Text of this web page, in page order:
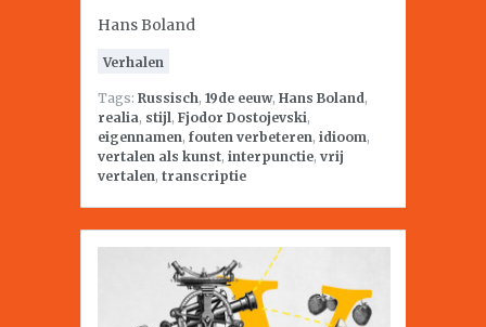
Hans Boland
Verhalen
Tags: Russisch, 19de eeuw, Hans Boland,
realia, stijl, Fjodor Dostojevski,
eigennamen, fouten verbeteren, idioom,
vertalen als kunst, interpunctie, vrij
vertalen, transcriptie